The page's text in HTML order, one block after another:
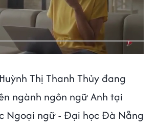
Thị Thanh Thủy đang
ngành ngôn ngữ Anh tại
Ngoại ngữ - Đại học Đà Nẵng